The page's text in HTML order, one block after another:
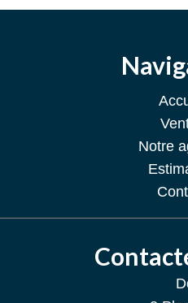
Notre